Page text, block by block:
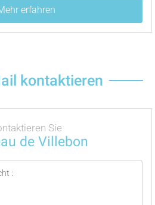
erfahren
kontaktieren
Sie
de Villebon